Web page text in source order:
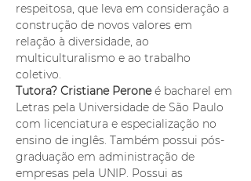
respeitosa, que leva em consideração a
construção de novos valores em
relação à diversidade, ao
multiculturalismo e ao trabalho
coletivo.
Tutora? Cristiane Perone é bacharel em
Letras pela Universidade de São Paulo
com licenciatura e especialização no
ensino de inglês. Também possui pós-
graduação em administração de
empresas pela UNIP. Possui as